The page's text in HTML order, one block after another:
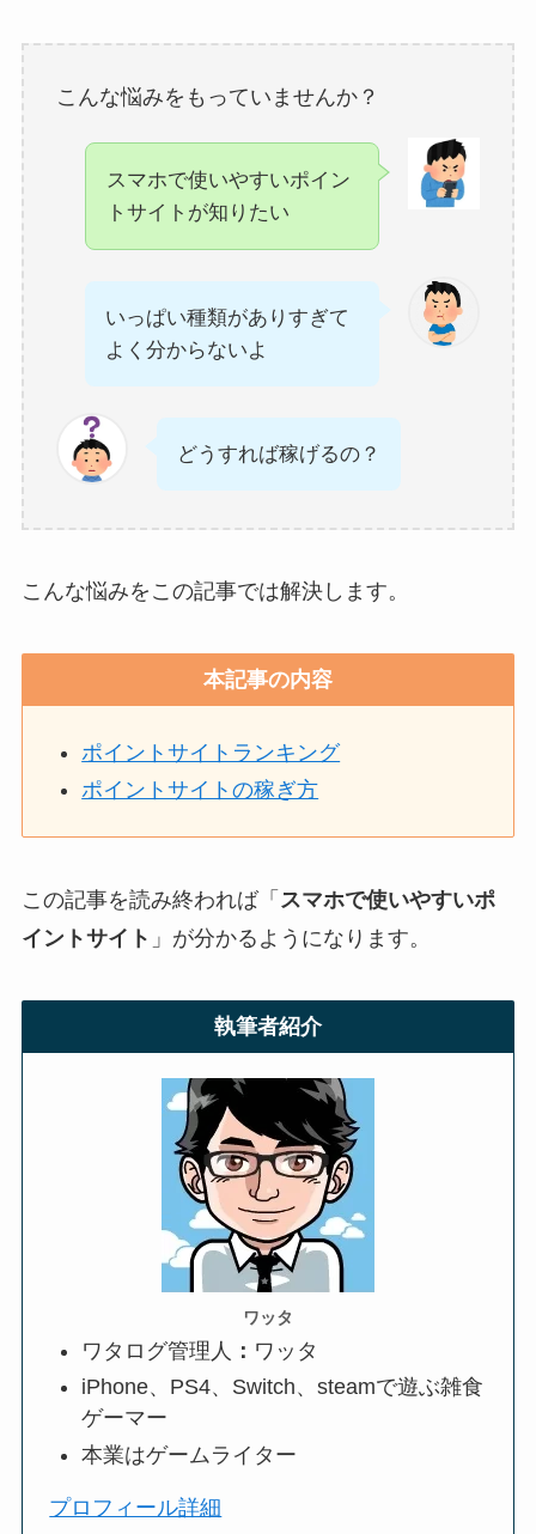
こんな悩みをもっていませんか？
スマホで使いやすいポイン
トサイトが知りたい
いっぱい種類がありすぎて
よく分からないよ
どうすれば稼げるの？
こんな悩みをこの記事では解決します。
本記事の内容
ポイントサイトランキング
ポイントサイトの稼ぎ方
この記事を読み終われば「 スマホで使いやすいポ
イントサイト 」が分かるようになります。
執筆者紹介
ワッタ
ワタログ管理人 ： ワッタ
iPhone、PS4、Switch、steamで遊ぶ雑食
ゲーマー
本業はゲームライター
プロフィール詳細